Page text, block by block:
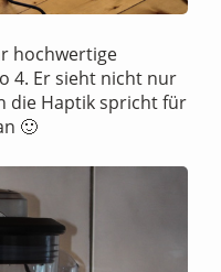
hochwertige
4. Er sieht nicht nur
die Haptik spricht für
🙂